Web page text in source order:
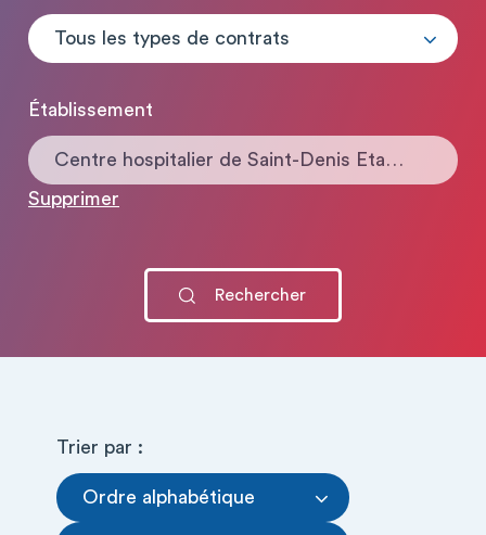
Tous les types de contrats
Établissement
Centre hospitalier de Saint-Denis Etablissement support du GHT Plaine de France
Supprimer
Trier par :
Ordre alphabétique